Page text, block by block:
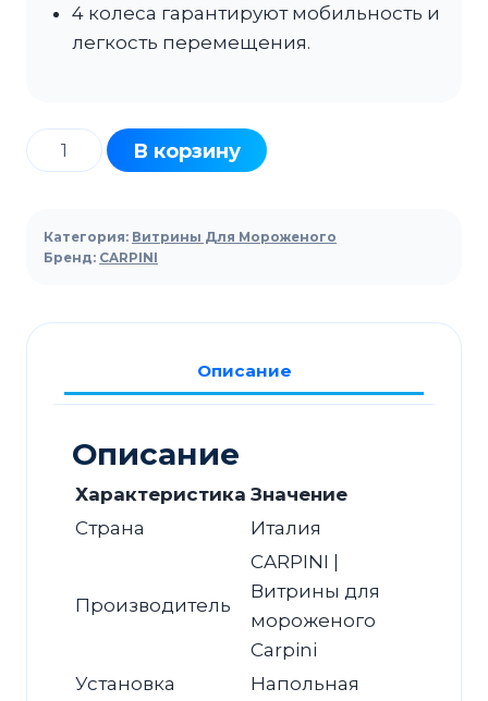
4 колеса гарантируют мобильность и
легкость перемещения.
Количество
товара
для
мороженого
Rita
RT
В корзину
Категория: Витрины Для Мороженого
Бренд: CARPINI
Описание
Описание
Характеристика Значение
Страна
Италия
Производитель
CARPINI |
Витрины для
мороженого
Carpini
Установка
Напольная